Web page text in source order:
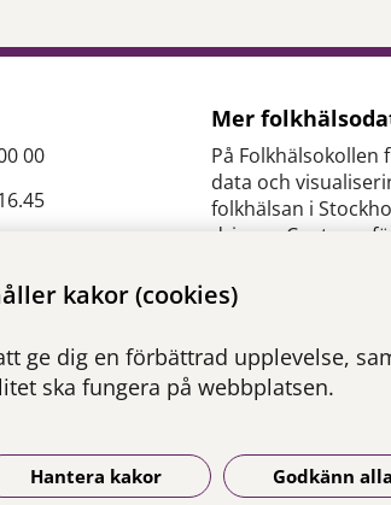
kakor (cookies)
ge dig en förbättrad upplevelse,
ska fungera på webbplatsen.
Hantera kakor Godkänn alla
00
Mer
På Folkhälsokollen
data och
folkhälsan i
drivs av Centrum för
samhällsmedicin
Stockholm.
Besök webbplatsen
folkhalsokollen.se